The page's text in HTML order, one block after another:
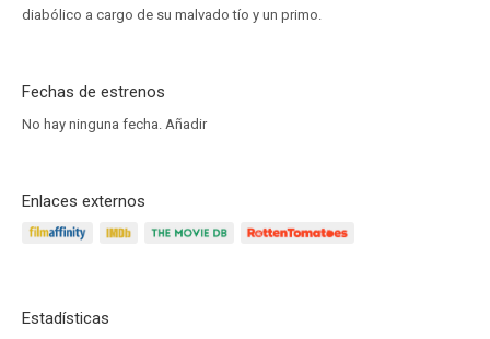
diabólico a cargo de su malvado tío y un primo.
Fechas de estrenos
No hay ninguna fecha. Añadir
Enlaces externos
Estadísticas